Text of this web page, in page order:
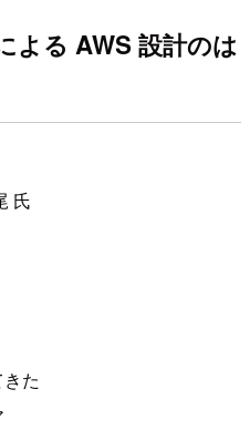
よる AWS 設計のは
氏
た